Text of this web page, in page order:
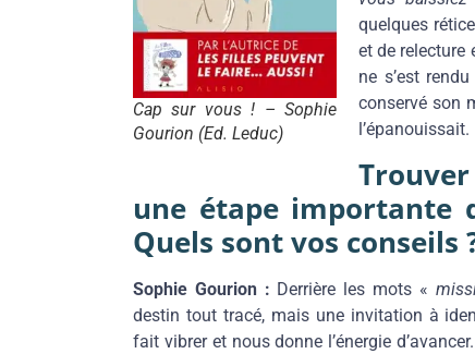
Cap sur vous ! – Sophie
Gourion (Ed. Leduc)
quelques
et de relecture
ne s’est
conservé son
l’épanouissait.
une étape importante
Quels sont vos conseils
Sophie Gourion : Derrière les mots «
destin tout tracé, mais une invitation à
fait vibrer et nous donne l’énergie